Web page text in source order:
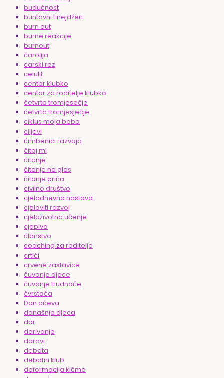
budućnost
buntovni tinejdžeri
burn out
burne reakcije
burnout
čarolija
carski rez
celulit
centar klubko
centar za roditelje klubko
četvrto tromjesečje
četvrto tromjesječje
ciklus moja beba
ciljevi
čimbenici razvoja
čitaj mi
čitanje
čitanje na glas
čitanje priča
civilno društvo
cjelodnevna nastava
cjeloviti razvoj
cjeloživotno učenje
cjepivo
članstvo
coaching za roditelje
crtići
crvene zastavice
čuvanje djece
čuvanje trudnoće
čvrstoća
Dan očeva
današnja djeca
dar
darivanje
darovi
debata
debatni klub
deformacija kičme